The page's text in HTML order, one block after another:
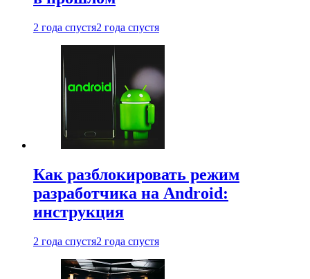
2 года спустя2 года спустя
Как разблокировать режим
разработчика на Android:
инструкция
2 года спустя2 года спустя